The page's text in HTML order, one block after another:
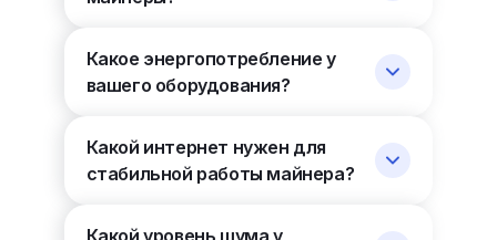
Какое энергопотребление у
вашего оборудования?
Какой интернет нужен для
стабильной работы майнера?
Какой уровень шума у